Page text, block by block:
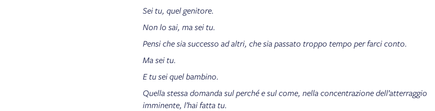
Sei tu, quel genitore.
Non lo sai, ma sei tu.
Pensi che sia successo ad altri, che sia passato troppo tempo per farci conto.
Ma sei tu.
E tu sei quel bambino.
Quella stessa domanda sul perché e sul come, nella concentrazione dell’atterraggio
imminente, l’hai fatta tu.